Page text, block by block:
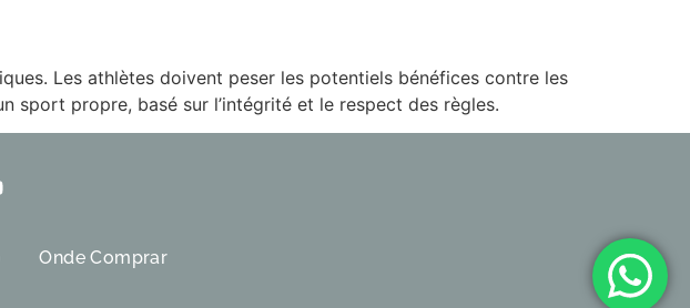
Les athlètes doivent peser les potentiels bénéfices contre les
sport propre, basé sur l’intégrité et le respect des règles.
Onde Comprar